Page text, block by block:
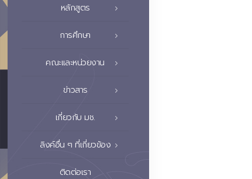
หลักสูตร
การศึกษา
คณะและหน่วยงาน
ข่าวสาร
เกี่ยวกับ มช.
ลิงค์อื่น ๆ ที่เกี่ยวข้อง
ติดต่อเรา